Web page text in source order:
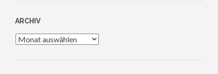
ARCHIV
Archiv